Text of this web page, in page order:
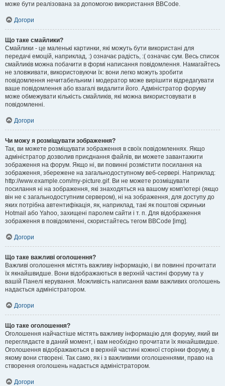
може бути реалізована за допомогою використання BBCode.
Догори
Що таке смайлики?
Смайлики - це маленькі картинки, які можуть бути використані для
передачі емоцій, наприклад, :) означає радість, :( означає сум. Весь список
смайликів можна побачити в формі написання повідомлення. Намагайтесь
не зловживати, використовуючи їх: вони легко можуть зробити
повідомлення нечитабельним і модератор може вирішити відредагувати
ваше повідомлення або взагалі видалити його. Адміністратор форуму
може обмежувати кількість смайликів, які можна використовувати в
повідомленні.
Догори
Чи можу я розміщувати зображення?
Так, ви можете розміщувати зображення в своїх повідомленнях. Якщо
адміністратор дозволив приєднання файлів, ви можете завантажити
зображення на форум. Якщо ні, ви повинні розмістити посилання на
зображення, збережене на загальнодоступному веб-сервері. Наприклад:
http://www.example.com/my-picture.gif. Ви не можете розміщувати
посилання ні на зображення, які знаходяться на вашому комп'ютері (якщо
він не є загальнодоступним сервером), ні на зображення, для доступу до
яких потрібна автентифікація, як, наприклад, такі як поштові скриньки
Hotmail або Yahoo, захищені паролем сайти і т. п. Для відображення
зображення в повідомленні, скористайтесь тегом BBCode [img].
Догори
Що таке важливі оголошення?
Важливі оголошення містять важливу інформацію, і ви повинні прочитати
їх якнайшвидше. Вони відображаються в верхній частині форуму та у
вашій Панелі керування. Можливість написання вами важливих оголошень
надається адміністратором.
Догори
Що таке оголошення?
Оголошення найчастіше містять важливу інформацію для форуму, який ви
переглядаєте в даний момент, і вам необхідно прочитати їх якнайшвидше.
Оголошення відображаються в верхній частині кожної сторінки форуму, в
якому вони створені. Так само, як і з важливими оголошеннями, право на
створення оголошень надається адміністратором.
Догори